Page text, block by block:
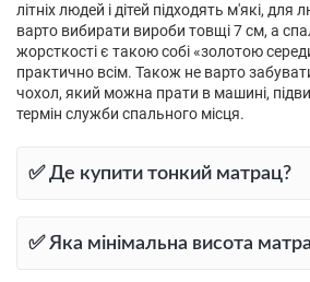
літніх людей і дітей підходять м'які,
варто вибирати вироби товщі 7 см, а
жорсткості є такою собі «золотою
практично всім. Також не варто
чохол, який можна прати в машині,
термін служби спального місця.
✅ Де купити тонкий матрац?
✅ Яка мінімальна висота